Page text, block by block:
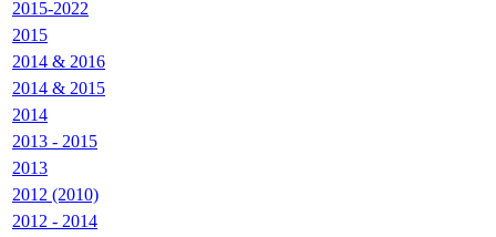
2015-2022
2015
2014 & 2016
2014 & 2015
2014
2013 - 2015
2013
2012 (2010)
2012 - 2014